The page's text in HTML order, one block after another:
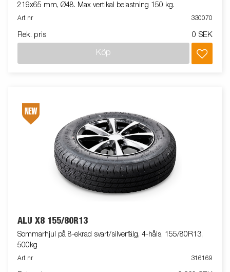
219x65 mm, Ø48. Max vertikal belastning 150 kg.
Art nr 330070
Rek. pris 0 SEK
Köp
ALU X8 155/80R13
Sommarhjul på 8-ekrad svart/silverfälg, 4-håls, 155/80R13,
500kg
Art nr 316169